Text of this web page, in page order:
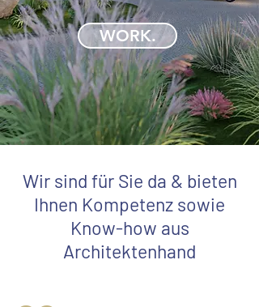
WORK.
Wir sind für Sie da & bieten
Ihnen Kompetenz sowie
Know-how aus
Architektenhand